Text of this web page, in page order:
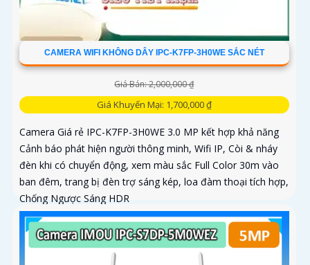
CAMERA WIFI KHÔNG DÂY IPC-K7FP-3H0WE SẮC NÉT
Giá Bán: 2,000,000 ₫
Giá Khuyến Mại: 1,700,000 ₫
Camera Giá rẻ IPC-K7FP-3H0WE 3.0 MP kết hợp khả năng
Cảnh báo phát hiện người thông minh, Wifi IP, Còi & nháy
đèn khi có chuyển động, xem màu sắc Full Color 30m vào
ban đêm, trang bị đèn trợ sáng kép, loa đàm thoại tích hợp,
Chống Ngược Sáng HDR